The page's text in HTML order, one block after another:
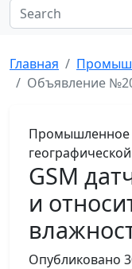
Главная
Объявление
Промышленное
GSM
и
Опубликовано